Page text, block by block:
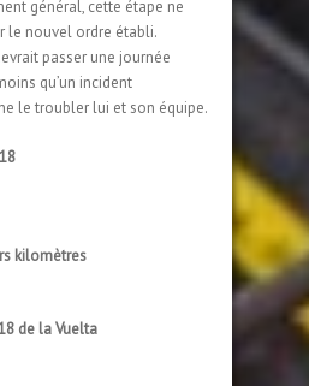
général, cette étape ne
le nouvel ordre établi.
passer une journée
qu’un incident
le troubler lui et son équipe.
kilomètres
de la Vuelta